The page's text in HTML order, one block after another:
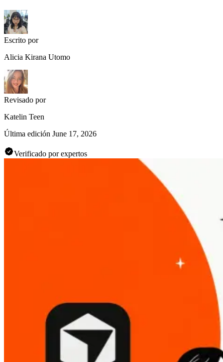
Escrito por
Alicia Kirana Utomo
Revisado por
Katelin Teen
Última edición June 17, 2026
Verificado por expertos